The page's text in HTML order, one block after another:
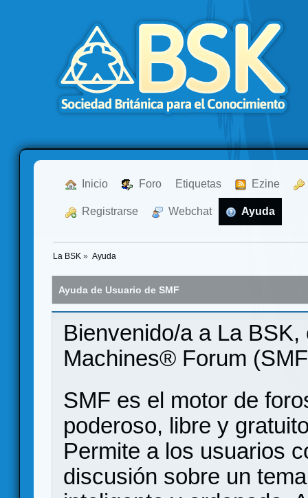
Inicio Foro Etiquetas Ezine
Registrarse Webchat Ayuda
La BSK » Ayuda
Ayuda de Usuario de SMF
Bienvenido/a a La
Machines® Forum
SMF es el motor de
poderoso, libre y
Permite a los usuarios
discusión sobre un